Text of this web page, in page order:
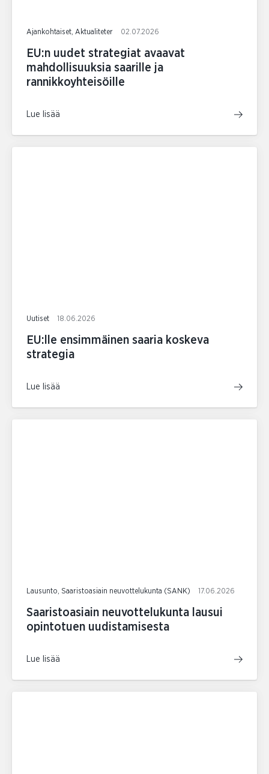
Ajankohtaiset, Aktualiteter 02.07.2026
EU:n uudet strategiat avaavat
mahdollisuuksia saarille ja
rannikkoyhteisöille
Lue lisää
Uutiset 18.06.2026
EU:lle ensimmäinen saaria koskeva
strategia
Lue lisää
Lausunto, Saaristoasiain neuvottelukunta (SANK) 17.06.2026
Saaristoasiain neuvottelukunta lausui
opintotuen uudistamisesta
Lue lisää